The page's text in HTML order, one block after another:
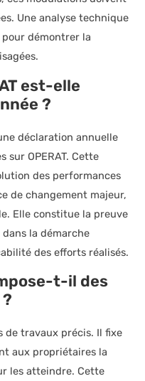
Une analyse technique
démontrer la
est-elle
?
déclaration annuelle
sur OPERAT. Cette
des performances
de changement majeur,
Elle constitue la preuve
la démarche
des efforts réalisés.
t-il des
de travaux précis. Il fixe
aux propriétaires la
les atteindre. Cette